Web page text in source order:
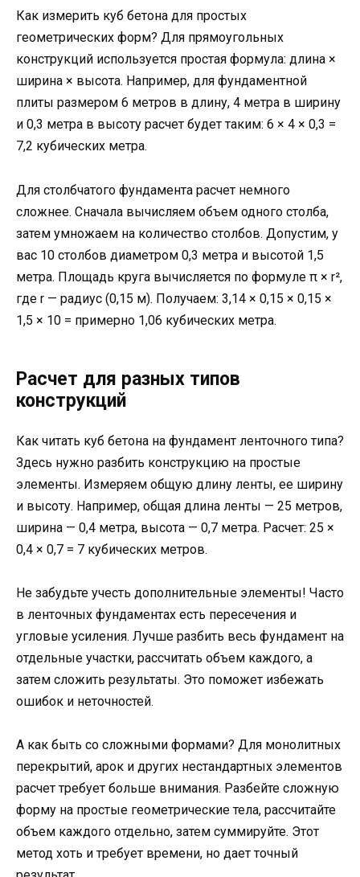
Как измерить куб бетона для простых
геометрических форм? Для прямоугольных
конструкций используется простая формула: длина ×
ширина × высота. Например, для фундаментной
плиты размером 6 метров в длину, 4 метра в ширину
и 0,3 метра в высоту расчет будет таким: 6 × 4 × 0,3 =
7,2 кубических метра.
Для столбчатого фундамента расчет немного
сложнее. Сначала вычисляем объем одного столба,
затем умножаем на количество столбов. Допустим, у
вас 10 столбов диаметром 0,3 метра и высотой 1,5
метра. Площадь круга вычисляется по формуле π × r²,
где r — радиус (0,15 м). Получаем: 3,14 × 0,15 × 0,15 ×
1,5 × 10 = примерно 1,06 кубических метра.
Расчет для разных типов
конструкций
Как читать куб бетона на фундамент ленточного типа?
Здесь нужно разбить конструкцию на простые
элементы. Измеряем общую длину ленты, ее ширину
и высоту. Например, общая длина ленты — 25 метров,
ширина — 0,4 метра, высота — 0,7 метра. Расчет: 25 ×
0,4 × 0,7 = 7 кубических метров.
Не забудьте учесть дополнительные элементы! Часто
в ленточных фундаментах есть пересечения и
угловые усиления. Лучше разбить весь фундамент на
отдельные участки, рассчитать объем каждого, а
затем сложить результаты. Это поможет избежать
ошибок и неточностей.
А как быть со сложными формами? Для монолитных
перекрытий, арок и других нестандартных элементов
расчет требует больше внимания. Разбейте сложную
форму на простые геометрические тела, рассчитайте
объем каждого отдельно, затем суммируйте. Этот
метод хоть и требует времени, но дает точный